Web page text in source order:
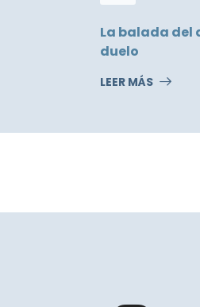
La balada del
duelo
LEER MÁS